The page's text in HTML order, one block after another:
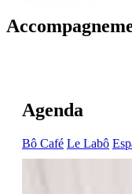
Agenda
Bô Café Le Labô